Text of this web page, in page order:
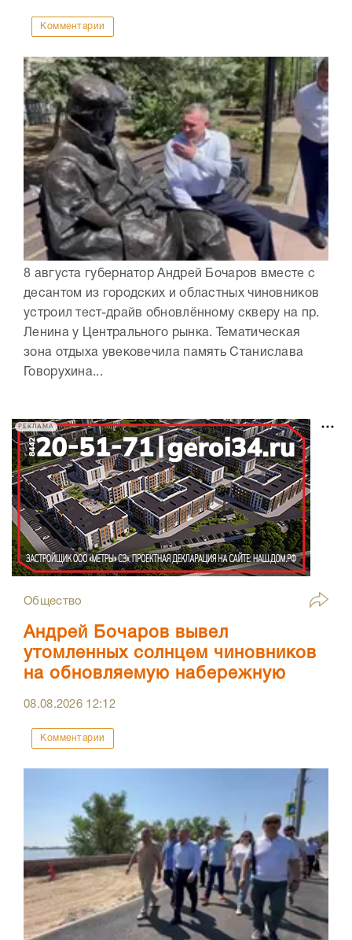
Комментарии
8 августа губернатор Андрей Бочаров вместе с
десантом из городских и областных чиновников
устроил тест-драйв обновлённому скверу на пр.
Ленина у Центрального рынка. Тематическая
зона отдыха увековечила память Станислава
Говорухина...
РЕКЛАМА
Общество
Андрей Бочаров вывел
утомленных солнцем чиновников
на обновляемую набережную
08.08.2026 12:12
Комментарии